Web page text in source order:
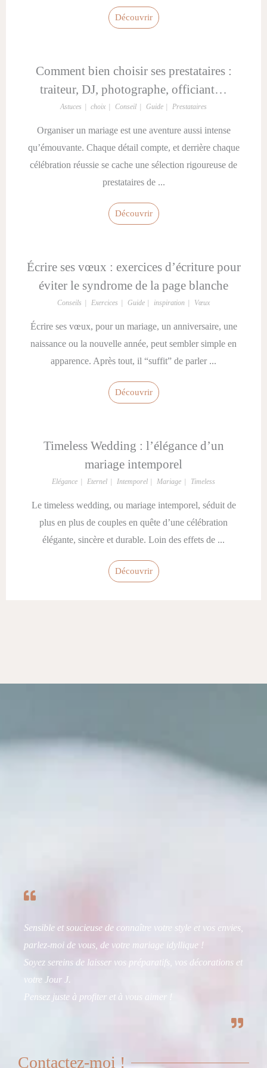
Découvrir
Comment bien choisir ses prestataires :
traiteur, DJ, photographe, officiant…
Astuces choix Conseil Guide Prestataires
Organiser un mariage est une aventure aussi intense
qu’émouvante. Chaque détail compte, et derrière chaque
célébration réussie se cache une sélection rigoureuse de
prestataires de ...
Découvrir
Écrire ses vœux : exercices d’écriture pour
éviter le syndrome de la page blanche
Conseils Exercices Guide inspiration Vœux
Écrire ses vœux, pour un mariage, un anniversaire, une
naissance ou la nouvelle année, peut sembler simple en
apparence. Après tout, il “suffit” de parler ...
Découvrir
Timeless Wedding : l’élégance d’un
mariage intemporel
Elégance Eternel Intemporel Mariage Timeless
Le timeless wedding, ou mariage intemporel, séduit de
plus en plus de couples en quête d’une célébration
élégante, sincère et durable. Loin des effets de ...
Découvrir
Sensible et soucieuse de connaître votre style et vos envies,
parlez-moi de vous, de votre mariage idyllique !
Soyez sereins de laisser vos préparatifs, vos décorations et
votre Jour J.
Pensez juste à profiter et à vous aimer !
Contactez-moi !